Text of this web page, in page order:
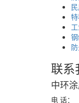
联系
中环
电 话：